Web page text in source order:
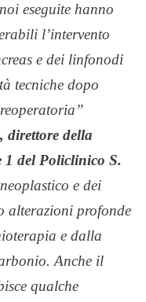
eseguite hanno
l’intervento
e dei linfonodi
tecniche dopo
direttore della
del Policlinico S.
e dei
alterazioni profonde
e dalla
Anche il
qualche